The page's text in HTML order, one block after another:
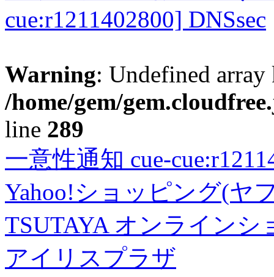
cue:r1211402800] DNSsec
Warning: Undefined
/home/gem/
line 289
一意性通知 cue-
Yahoo!ショッピング(ヤ
TSUTAYA オンラインシ
アイリスプラザ